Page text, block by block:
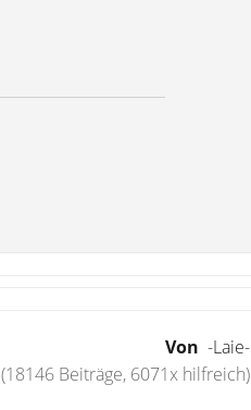
Von -Laie-
(18146 Beiträge, 6071x hilfreich)